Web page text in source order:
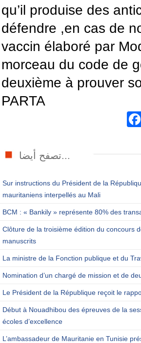
qu’il produise des
défendre ,en cas de
vaccin élaboré par
morceau du code de
deuxième à prouver
PARTA
تصفح أيضا...
Sur instructions du Président de la
mauritaniens interpellés au Mali
BCM : « Bankily » représente 80% des
Clôture de la troisième édition du concours
manuscrits
La ministre de la Fonction publique et du
Nomination d’un chargé de mission et de
Le Président de la République reçoit le
Début à Nouadhibou des épreuves de la
écoles d’excellence
L’ambassadeur de Mauritanie en Tunisie